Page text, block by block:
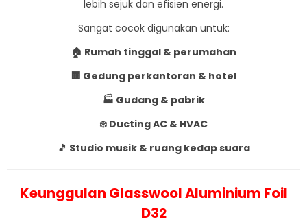
lebih sejuk dan efisien energi.
Sangat cocok digunakan untuk:
🏠 Rumah tinggal & perumahan
🏢 Gedung perkantoran & hotel
🏭 Gudang & pabrik
❄️ Ducting AC & HVAC
🎵 Studio musik & ruang kedap suara
Keunggulan Glasswool Aluminium Foil
D32